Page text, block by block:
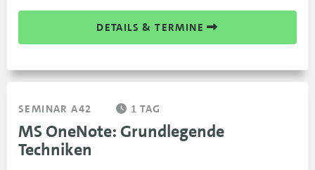
DETAILS & TERMINE
SEMINAR A42 1 TAG
MS OneNote: Grundlegende
Techniken